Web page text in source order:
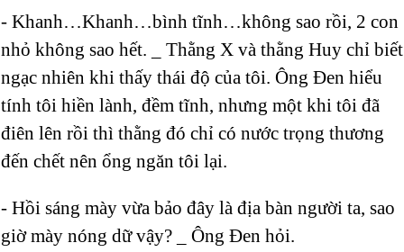
- Khanh…Khanh…bình tĩnh…không sao rồi, 2 con
nhỏ không sao hết. _ Thằng X và thằng Huy chỉ biết
ngạc nhiên khi thấy thái độ của tôi. Ông Đen hiểu
tính tôi hiền lành, đềm tĩnh, nhưng một khi tôi đã
điên lên rồi thì thằng đó chỉ có nước trọng thương
đến chết nên ổng ngăn tôi lại.
- Hồi sáng mày vừa bảo đây là địa bàn người ta, sao
giờ mày nóng dữ vậy? _ Ông Đen hỏi.